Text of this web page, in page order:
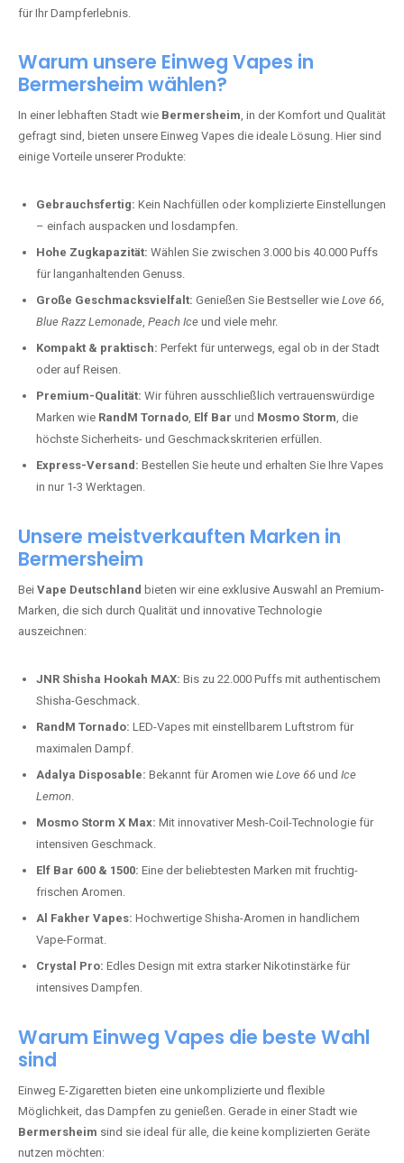
für Ihr Dampferlebnis.
Warum unsere Einweg Vapes in
Bermersheim wählen?
In einer lebhaften Stadt wie Bermersheim, in der Komfort und Qualität
gefragt sind, bieten unsere Einweg Vapes die ideale Lösung. Hier sind
einige Vorteile unserer Produkte:
Gebrauchsfertig: Kein Nachfüllen oder komplizierte Einstellungen
– einfach auspacken und losdampfen.
Hohe Zugkapazität: Wählen Sie zwischen 3.000 bis 40.000 Puffs
für langanhaltenden Genuss.
Große Geschmacksvielfalt: Genießen Sie Bestseller wie Love 66,
Blue Razz Lemonade, Peach Ice und viele mehr.
Kompakt & praktisch: Perfekt für unterwegs, egal ob in der Stadt
oder auf Reisen.
Premium-Qualität: Wir führen ausschließlich vertrauenswürdige
Marken wie RandM Tornado, Elf Bar und Mosmo Storm, die
höchste Sicherheits- und Geschmackskriterien erfüllen.
Express-Versand: Bestellen Sie heute und erhalten Sie Ihre Vapes
in nur 1-3 Werktagen.
Unsere meistverkauften Marken in
Bermersheim
Bei Vape Deutschland bieten wir eine exklusive Auswahl an Premium-
Marken, die sich durch Qualität und innovative Technologie
auszeichnen:
JNR Shisha Hookah MAX: Bis zu 22.000 Puffs mit authentischem
Shisha-Geschmack.
RandM Tornado: LED-Vapes mit einstellbarem Luftstrom für
maximalen Dampf.
Adalya Disposable: Bekannt für Aromen wie Love 66 und Ice
Lemon.
Mosmo Storm X Max: Mit innovativer Mesh-Coil-Technologie für
intensiven Geschmack.
Elf Bar 600 & 1500: Eine der beliebtesten Marken mit fruchtig-
frischen Aromen.
Al Fakher Vapes: Hochwertige Shisha-Aromen in handlichem
Vape-Format.
Crystal Pro: Edles Design mit extra starker Nikotinstärke für
intensives Dampfen.
Warum Einweg Vapes die beste Wahl
sind
Einweg E-Zigaretten bieten eine unkomplizierte und flexible
Möglichkeit, das Dampfen zu genießen. Gerade in einer Stadt wie
Bermersheim sind sie ideal für alle, die keine komplizierten Geräte
nutzen möchten: